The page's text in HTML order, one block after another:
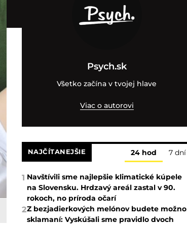
Psych.sk
Všetko začína v tvojej hlave
Viac o autorovi
NAJČÍTANEJŠIE 24 hod 7 dní
1 Navštívili sme najlepšie klimatické kúpele
na Slovensku. Hrdzavý areál zastal v 90.
rokoch, no príroda očarí
2Z bezjadierkových melónov budete možno
sklamaní: Vyskúšali sme pravidlo dvoch